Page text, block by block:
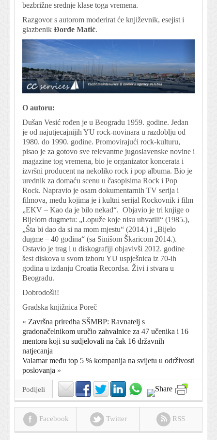
bezbrižne srednje klase toga vremena.
Razgovor s autorom moderirat će književnik, esejist i
glazbenik Đorđe Matić.
O autoru:
Dušan Vesić rođen je u Beogradu 1959. godine. Jedan
je od najutjecajnijih YU rock-novinara u razdoblju od
1980. do 1990. godine. Promovirajući rock-kulturu,
pisao je za gotovo sve relevantne jugoslavenske novine i
magazine tog vremena, bio je organizator koncerata i
izvršni producent na nekoliko rock i pop albuma. Bio je
urednik za domaću scenu u časopisima Rock i Pop
Rock. Napravio je osam dokumentarnih TV serija i
filmova, među kojima je i kultni serijal Rockovnik i film
„EKV – Kao da je bilo nekad“. Objavio je tri knjige o
Bijelom dugmetu: „Lopuže koje nisu uhvatili“ (1985.),
„Šta bi dao da si na mom mjestu“ (2014.) i „Bijelo
dugme – 40 godina“ (sa Sinišom Škaricom 2014.).
Ostavio je trag i u diskografiji objavivši 2012. godine
šest diskova u svom izboru YU uspješnica iz 70-ih
godina u izdanju Croatia Recordsa. Živi i stvara u
Beogradu.
Dobrodošli!
Gradska knjižnica Poreč
« Završna priredba SŠMBP: Ravnatelj s
gradonačelnikom uručio zahvalnice za 47 učenika i 16
mentora koji su sudjelovali na čak 16 državnih
natjecanja
Valamar među top 5 % kompanija na svijetu u održivosti
poslovanja »
Podijeli
Facebook Twitter RSS